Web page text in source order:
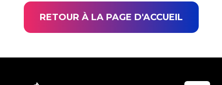
RETOUR À LA PAGE D'ACCUEIL